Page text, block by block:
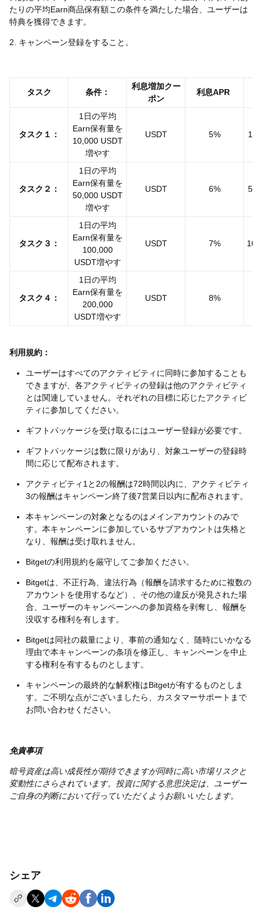
たりの平均Earn商品保有額この条件を満たした場合、ユーザーは
特典を獲得できます。
2. キャンペーン登録をすること。
タスク 条件：
利息増加クー
ポン
利息APR
タスク１：
1日の平均
Earn保有量を
10,000 USDT
増やす
USDT 5%
タスク２：
1日の平均
Earn保有量を
50,000 USDT
増やす
USDT 6%
タスク３：
1日の平均
Earn保有量を
100,000
USDT増やす
USDT 7%
タスク４：
1日の平均
Earn保有量を
200,000
USDT増やす
USDT 8%
利用規約：
ユーザーはすべてのアクティビティに同時に参加することも
できますが、各アクティビティの登録は他のアクティビティ
とは関連していません。それぞれの目標に応じたアクティビ
ティに参加してください。
ギフトパッケージを受け取るにはユーザー登録が必要です。
ギフトパッケージは数に限りがあり、対象ユーザーの登録時
間に応じて配布されます。
アクティビティ1と2の報酬は72時間以内に、アクティビティ
3の報酬はキャンペーン終了後7営業日以内に配布されます。
本キャンペーンの対象となるのはメインアカウントのみで
す。本キャンペーンに参加しているサブアカウントは失格と
なり、報酬は受け取れません。
Bitgetの利用規約を厳守してご参加ください。
Bitgetは、不正行為、違法行為（報酬を請求するために複数の
アカウントを使用するなど）、その他の違反が発見された場
合、ユーザーのキャンペーンへの参加資格を剥奪し、報酬を
没収する権利を有します。
Bitgetは同社の裁量により、事前の通知なく、随時にいかなる
理由で本キャンペーンの条項を修正し、キャンペーンを中止
する権利を有するものとします。
キャンペーンの最終的な解釈権はBitgetが有するものとしま
す。ご不明な点がございましたら、カスタマーサポートまで
お問い合わせください。
免責事項
暗号資産は高い成長性が期待できますが同時に高い市場リスクと
変動性にさらされています。投資に関する意思決定は、ユーザー
ご自身の判断において行っていただくようお願いいたします。
シェア